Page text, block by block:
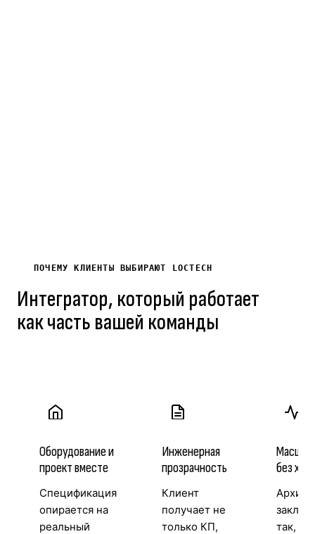
ПОЧЕМУ КЛИЕНТЫ ВЫБИРАЮТ LOCTECH
Интегратор, который работает
как часть вашей команды
Оборудование и
проект вместе
Спецификация
опирается на
реальный
Инженерная
прозрачность
Клиент
получает не
только КП,
без
так,